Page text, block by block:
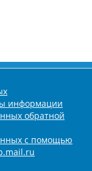
информации
обратной
с помощью